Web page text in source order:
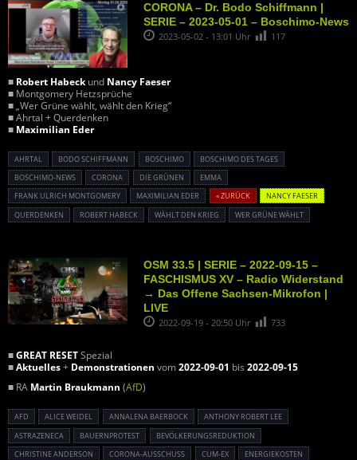
CORONA – Dr. Bodo Schiffmann |
SERIE – 2023-05-01 – Boschimo-News
2023-05-02 - 13:01 Uhr 117
■ Robert Habeckund Nancy Faeser
■ Montgomery Hetzsprüche
■ „Wer Grüne wählt, wählt den Krieg“
■ Ahrtal + Querdenken
■ Maximilian Eder
AHRTAL BODO SCHIFFMANN BOSCHIMO
BOSCHIMO DES TAGES
BOSCHIMO-NEWS
CORONA DIE GRÜNEN
EMMA
FRANK ULRICH MONTGOMERY
MAXIMILIAN EDER « ZURÜCK
NANCY FAESER
QUERDENKEN
ROBERT HABECK WÄHLT DEN KRIEG WER GRÜNE WÄHLT
OSM 33.5 | SERIE – 2022-09-15 –
FASCHISMUS XV – Radio Widerstand
→ Das Offene Sachsen-Mikrofon |
LIVE
2022-09-19 - 20:50 Uhr 733
■GREAT RESETSpezial
■Aktuelles+ Demonstrationen vom2022-09-01 bis 2022-09-15
■ RA Martin Braukmann (AfD)
AFD ALICE WEIDEL ANNALENA BAERBOCK
ANTHONY ROBERT LEE
ASTRAZENECA
BAUERNPROTEST
BEVÖLKERUNGSREDUKTION
CHRISTINE ANDERSON
CORONA-AUSSCHUSS CUM-EX
ENERGIEKOSTEN